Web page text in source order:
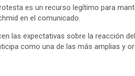
es un recurso legítimo para
en el comunicado.
las expectativas sobre la reacción
como una de las más amplias y